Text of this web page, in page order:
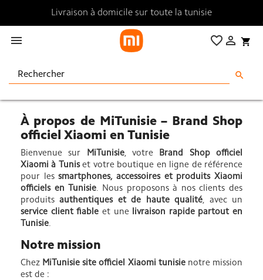
Livraison à domicile sur toute la tunisie
 shopping_cart

favorite_border
search
A propos
À propos de MiTunisie – Brand Shop
officiel Xiaomi en Tunisie
Bienvenue sur MiTunisie, votre Brand Shop officiel
Xiaomi à Tuniset votre boutique en ligne de référence
pour lessmartphones, accessoires et produits Xiaomi
officiels en Tunisie. Nous proposons à nos clients des
produitsauthentiques et de haute qualité, avec un
service client fiable et une livraison rapide partout en
Tunisie.
Notre mission
Chez MiTunisie site officiel Xiaomi tunisienotre mission
est de :